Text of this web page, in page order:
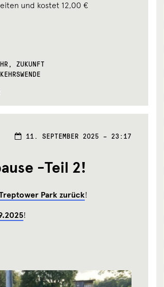
und kostet 12,00 €
, ZUKUNFT
11. SEPTEMBER 2025 – 23:17
-Teil 2!
Park zurück!
!